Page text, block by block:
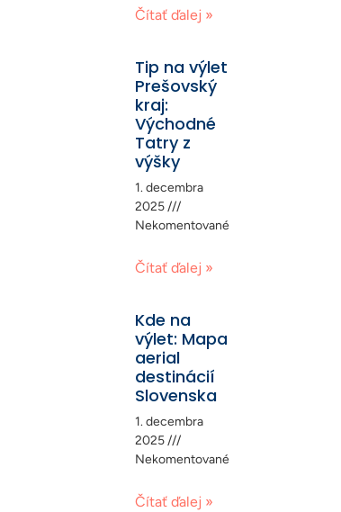
Čítať ďalej »
Tip na výlet
Prešovský
kraj:
Východné
Tatry z
výšky
1. decembra
2025
Nekomentované
Čítať ďalej »
Kde na
výlet: Mapa
aerial
destinácií
Slovenska
1. decembra
2025
Nekomentované
Čítať ďalej »